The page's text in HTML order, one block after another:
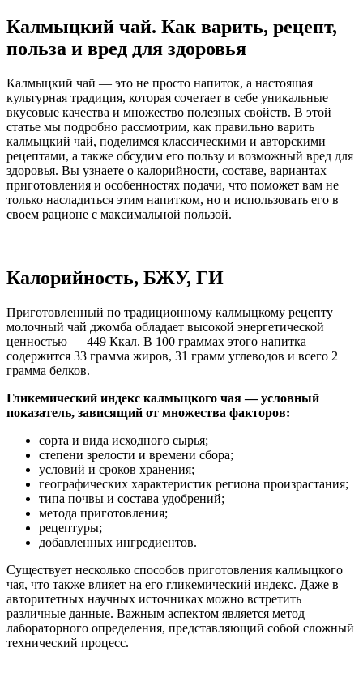
Калмыцкий чай. Как варить, рецепт,
польза и вред для здоровья
Калмыцкий чай — это не просто напиток, а настоящая
культурная традиция, которая сочетает в себе уникальные
вкусовые качества и множество полезных свойств. В этой
статье мы подробно рассмотрим, как правильно варить
калмыцкий чай, поделимся классическими и авторскими
рецептами, а также обсудим его пользу и возможный вред для
здоровья. Вы узнаете о калорийности, составе, вариантах
приготовления и особенностях подачи, что поможет вам не
только насладиться этим напитком, но и использовать его в
своем рационе с максимальной пользой.
Калорийность, БЖУ, ГИ
Приготовленный по традиционному калмыцкому рецепту
молочный чай джомба обладает высокой энергетической
ценностью — 449 Ккал. В 100 граммах этого напитка
содержится 33 грамма жиров, 31 грамм углеводов и всего 2
грамма белков.
Гликемический индекс калмыцкого чая — условный
показатель, зависящий от множества факторов:
сорта и вида исходного сырья;
степени зрелости и времени сбора;
условий и сроков хранения;
географических характеристик региона произрастания;
типа почвы и состава удобрений;
метода приготовления;
рецептуры;
добавленных ингредиентов.
Существует несколько способов приготовления калмыцкого
чая, что также влияет на его гликемический индекс. Даже в
авторитетных научных источниках можно встретить
различные данные. Важным аспектом является метод
лабораторного определения, представляющий собой сложный
технический процесс.